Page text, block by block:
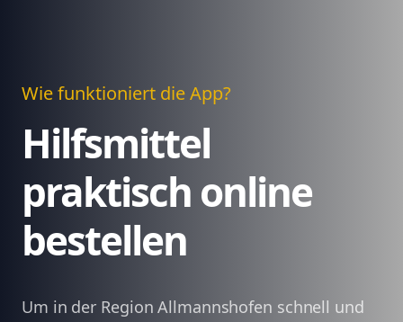
Wie funktioniert die App?
Hilfsmittel
praktisch online
bestellen
Um in der Region Allmannshofen schnell und